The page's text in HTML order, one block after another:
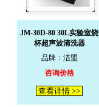
JM-30D-80 30L实验室烧
杯超声波清洗器
品牌：洁盟
咨询价格
查看详情 >>